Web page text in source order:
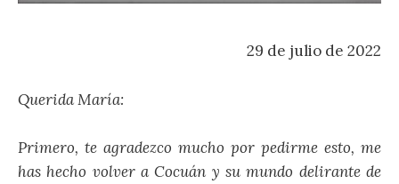
29 de julio de 2022
Querida María:
Primero, te agradezco mucho por pedirme esto, me
has hecho volver a Cocuán y su mundo delirante de